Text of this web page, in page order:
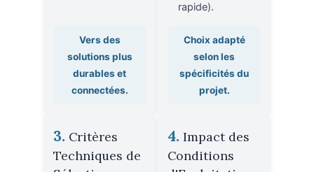
Vers des
solutions plus
durables et
connectées.
rapide).
Choix adapté
selon les
spécificités du
projet.
3. Critères
Techniques de
4. Impact des
Conditions